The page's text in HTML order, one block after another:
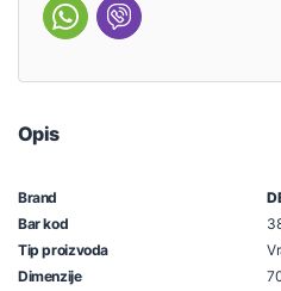
Opis
Brand
Bar kod
Tip proizvoda
Dimenzije